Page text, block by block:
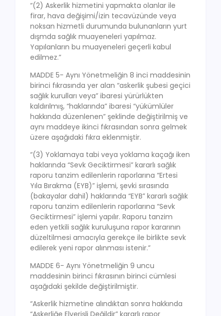
“(2) Askerlik hizmetini yapmakta olanlar ile
firar, hava değişimi/izin tecavüzünde veya
noksan hizmetli durumunda bulunanların yurt
dışmda sağlık muayeneleri yapılmaz.
Yapılanların bu muayeneleri geçerli kabul
edilmez.”
MADDE 5- Aynı Yönetmeliğin 8 inci maddesinin
birinci fıkrasında yer alan “askerlik şubesi geçici
sağlık kurulları veya” ibaresi yürürlükten
kaldırılmış, “haklarında” ibaresi “yükümlüler
hakkında düzenlenen” şeklinde değiştirilmiş ve
aynı maddeye ikinci fıkrasından sonra gelmek
üzere aşağıdaki fıkra eklenmiştir.
“(3) Yoklamaya tabi veya yoklama kaçağı iken
haklarında “Sevk Geciktirmesi” kararlı sağlık
raporu tanzim edilenlerin raporlarına “Ertesi
Yıla Bırakma (EYB)” işlemi, şevki sırasında
(bakayalar dahil) haklarında “EYB” kararlı sağlık
raporu tanzim edilenlerin raporlarına “Sevk
Geciktirmesi” işlemi yapılır. Raporu tanzim
eden yetkili sağlık kuruluşuna rapor kararının
düzeltilmesi amacıyla gerekçe ile birlikte sevk
edilerek yeni rapor alınması istenir.”
MADDE 6- Aynı Yönetmeliğin 9 uncu
maddesinin birinci fıkrasının birinci cümlesi
aşağıdaki şekilde değiştirilmiştir.
“Askerlik hizmetine alındıktan sonra hakkında
“Askerliğe Elverişli Değildir” kararlı rapor